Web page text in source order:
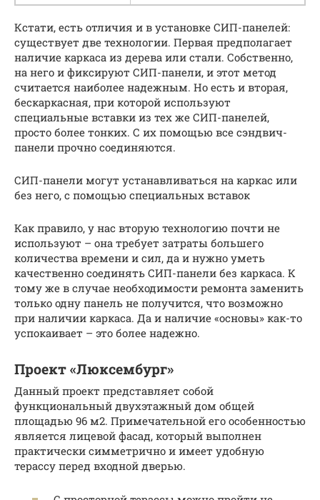
Кстати, есть отличия и в установке СИП-панелей:
существует две технологии. Первая предполагает
наличие каркаса из дерева или стали. Собственно,
на него и фиксируют СИП-панели, и этот метод
считается наиболее надежным. Но есть и вторая,
бескаркасная, при которой используют
специальные вставки из тех же СИП-панелей,
просто более тонких. С их помощью все сэндвич-
панели прочно соединяются.
СИП-панели могут устанавливаться на каркас или
без него, с помощью специальных вставок
Как правило, у нас вторую технологию почти не
используют – она требует затраты большего
количества времени и сил, да и нужно уметь
качественно соединять СИП-панели без каркаса. К
тому же в случае необходимости ремонта заменить
только одну панель не получится, что возможно
при наличии каркаса. Да и наличие «основы» как-то
успокаивает – это более надежно.
Проект «Люксембург»
Данный проект представляет собой
функциональный двухэтажный дом общей
площадью 96 м2. Примечательной его особенностью
является лицевой фасад, который выполнен
практически симметрично и имеет удобную
терассу перед входной дверью.